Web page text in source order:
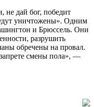
не дай бог, победит
уничтожены». Одним
и Брюссель. Они
разрушить
обречены на провал.
смены пола», —